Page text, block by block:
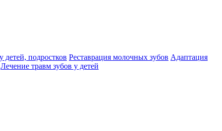
детей, подростков Реставрация молочных зубов Адаптация
Лечение травм зубов у детей